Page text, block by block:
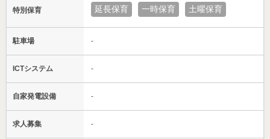
特別保育 延長保育 一時保育 土曜保育
駐車場 -
ICTシステム -
自家発電設備 -
求人募集 -